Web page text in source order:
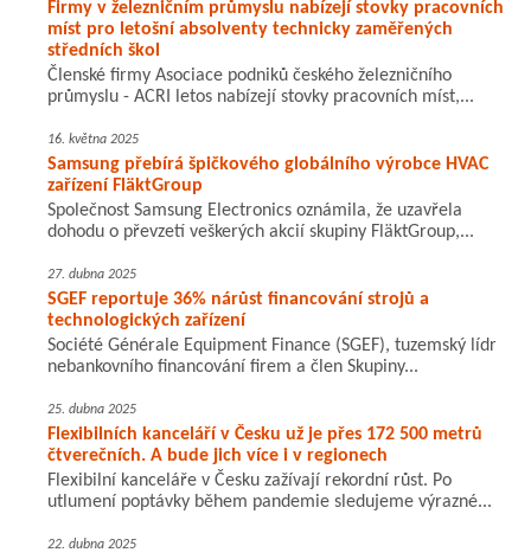
Firmy v železničním průmyslu nabízejí stovky pracovních
míst pro letošní absolventy technicky zaměřených
středních škol
Členské firmy Asociace podniků českého železničního
průmyslu - ACRI letos nabízejí stovky pracovních míst,...
16. května 2025
Samsung přebírá špičkového globálního výrobce HVAC
zařízení FläktGroup
Společnost Samsung Electronics oznámila, že uzavřela
dohodu o převzetí veškerých akcií skupiny FläktGroup,...
27. dubna 2025
SGEF reportuje 36% nárůst financování strojů a
technologických zařízení
Société Générale Equipment Finance (SGEF), tuzemský lídr
nebankovního financování firem a člen Skupiny...
25. dubna 2025
Flexibilních kanceláří v Česku už je přes 172 500 metrů
čtverečních. A bude jich více i v regionech
Flexibilní kanceláře v Česku zažívají rekordní růst. Po
utlumení poptávky během pandemie sledujeme výrazné...
22. dubna 2025